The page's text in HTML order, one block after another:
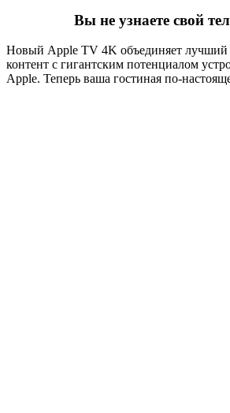
Вы не узнаете свой
Новый Apple TV 4K объединяет лучший
контент с гигантским потенциалом
Apple. Теперь ваша гостиная